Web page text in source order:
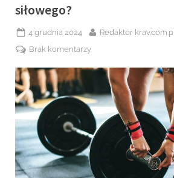
siłowego?
Posted
on
4 grudnia 2024 By
Redaktor krav.com.pl
Brak komentarzydo
korzyści
płynące
z
treningu
siłowego?